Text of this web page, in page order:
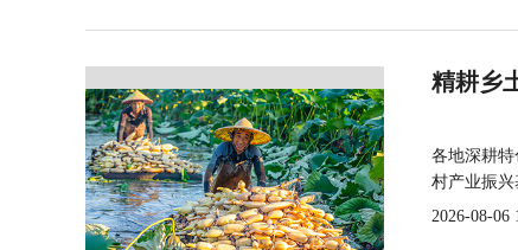
精耕乡
各地深耕
村产业振兴
2026-08-06